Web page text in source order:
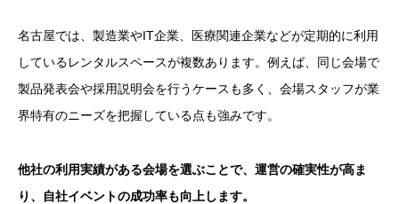
名古屋では、製造業やIT企業、医療関連企業などが定期的に利用
しているレンタルスペースが複数あります。例えば、同じ会場で
製品発表会や採用説明会を行うケースも多く、会場スタッフが業
界特有のニーズを把握している点も強みです。
他社の利用実績がある会場を選ぶことで、運営の確実性が高ま
り、自社イベントの成功率も向上します。